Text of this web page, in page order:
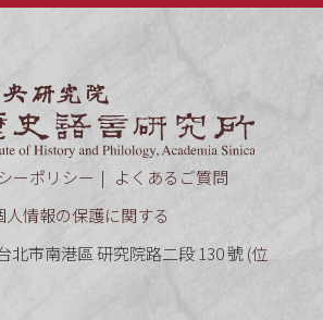
ーポリシー
よくあるご質問
人情報の保護に関する
北市南港區 研究院路二段 130 號 (位